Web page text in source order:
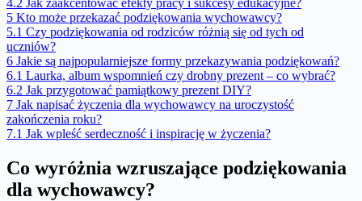
5 Kto może przekazać podziękowania wychowawcy?
5.1 Czy podziękowania od rodziców różnią się od tych od
uczniów?
6 Jakie są najpopularniejsze formy przekazywania podziękowań?
6.1 Laurka, album wspomnień czy drobny prezent – co wybrać?
6.2 Jak przygotować pamiątkowy prezent DIY?
7 Jak napisać życzenia dla wychowawcy na uroczystość
zakończenia roku?
7.1 Jak wpleść serdeczność i inspirację w życzenia?
Co wyróżnia wzruszające podziękowania
dla wychowawcy?